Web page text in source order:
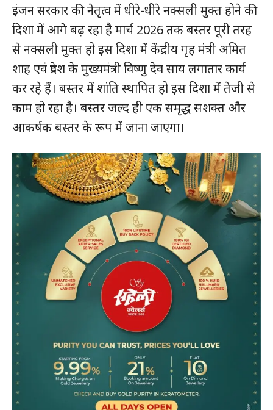
इंजन सरकार की नेतृत्व में धीरे-धीरे नक्सली मुक्त होने की
दिशा में आगे बढ़ रहा है मार्च 2026 तक बस्तर पूरी तरह
से नक्सली मुक्त हो इस दिशा में केंद्रीय गृह मंत्री अमित
शाह एवं प्रदेश के मुख्यमंत्री विष्णु देव साय लगातार कार्य
कर रहे हैं। बस्तर में शांति स्थापित हो इस दिशा में तेजी से
काम हो रहा है। बस्तर जल्द ही एक समृद्ध सशक्त और
आकर्षक बस्तर के रूप में जाना जाएगा।